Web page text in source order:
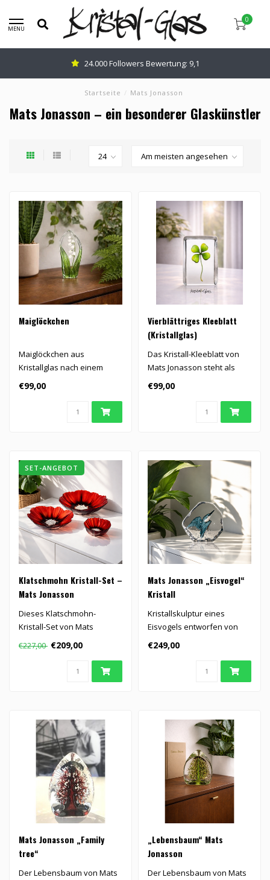
MENU
0
Beratung:0345-637599
Startseite / Mats Jonasson
Mats Jonasson – ein besonderer Glaskünstler
Maiglöckchen
Maiglöckchen aus
Kristallglas nach einem
Design von Mats Jonasson...
€99,00
Vierblättriges Kleeblatt
(Kristallglas)
Das Kristall-Kleeblatt von
Mats Jonasson steht als
Symbol für Glück und
Wohlst..
€99,00
SET-ANGEBOT
Klatschmohn Kristall-Set –
Mats Jonasson
Dieses Klatschmohn-
Kristall-Set von Mats
Jonasson umfasst einen
Teelichthalter u..
€227,00 €209,00
Mats Jonasson „Eisvogel“
Kristall
Kristallskulptur eines
Eisvogels entworfen von
Mats Jonasson...
€249,00
Mats Jonasson „Family
tree“
Der Lebensbaum von Mats
„Lebensbaum“ Mats
Jonasson
Der Lebensbaum von Mats